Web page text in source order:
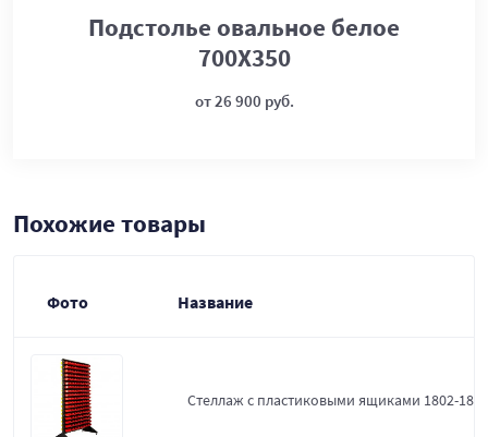
Подстолье овальное белое
700Х350
от 26 900 руб.
Похожие товары
Фото Название
Стеллаж с пластиковыми ящиками 1802-18-